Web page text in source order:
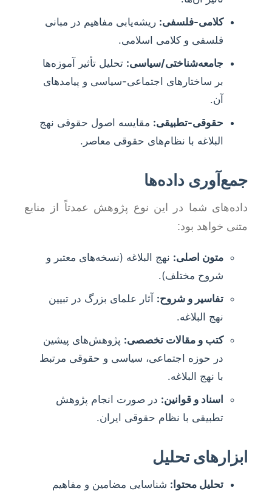
کلامی-فلسفی: ریشه‌یابی مفاهیم در مبانی
فلسفی و کلامی اسلامی.
جامعه‌شناختی/سیاسی: تحلیل تأثیر آموزه‌ها
بر ساختارهای اجتماعی-سیاسی و پیامدهای
آن.
حقوقی-تطبیقی: مقایسه اصول حقوقی نهج
البلاغه با نظام‌های حقوقی معاصر.
جمع‌آوری داده‌ها
داده‌های شما در این نوع پژوهش عمدتاً از منابع
متنی خواهد بود:
متون اصلی: نهج البلاغه (نسخه‌های معتبر و
شروح مختلف).
تفاسیر و شروح: آثار علمای بزرگ در تبیین
نهج البلاغه.
کتب و مقالات تخصصی: پژوهش‌های پیشین
در حوزه اجتماعی، سیاسی و حقوقی مرتبط
با نهج البلاغه.
اسناد و قوانین: در صورت انجام پژوهش
تطبیقی با نظام حقوقی ایران.
ابزارهای تحلیل
تحلیل محتوا: شناسایی مضامین و مفاهیم